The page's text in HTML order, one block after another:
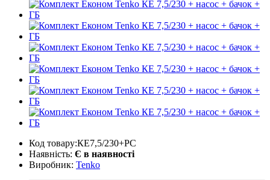
Код товару:КЕ7,5/230+PC
Наявність: Є в наявності
Виробник: Tenko